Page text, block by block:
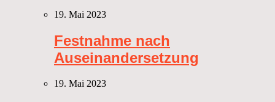
19. Mai 2023
Festnahme nach
Auseinandersetzung
19. Mai 2023